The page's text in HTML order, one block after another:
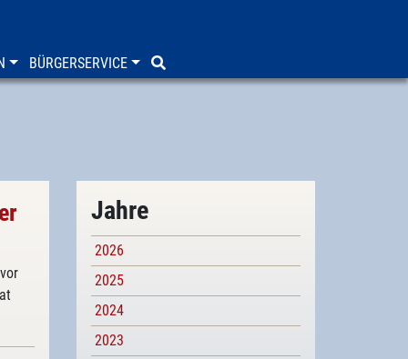
BÜRGERSERVICE
Jahre
2026
2025
2024
2023